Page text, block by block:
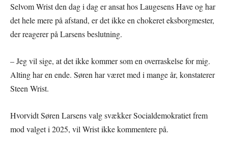
Selvom Wrist den dag i dag er ansat hos Laugesens Have og har
det hele mere på afstand, er det ikke en chokeret eksborgmester,
der reagerer på Larsens beslutning.
– Jeg vil sige, at det ikke kommer som en overraskelse for mig.
Alting har en ende. Søren har været med i mange år, konstaterer
Steen Wrist.
Hvorvidt Søren Larsens valg svækker Socialdemokratiet frem
mod valget i 2025, vil Wrist ikke kommentere på.